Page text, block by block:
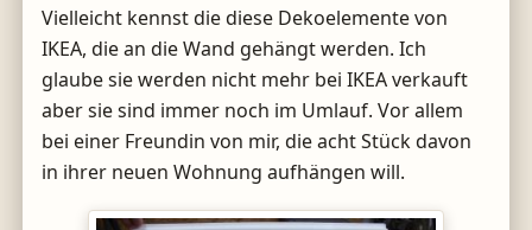
Vielleicht kennst die diese Dekoelemente von
IKEA, die an die Wand gehängt werden. Ich
glaube sie werden nicht mehr bei IKEA verkauft
aber sie sind immer noch im Umlauf. Vor allem
bei einer Freundin von mir, die acht Stück davon
in ihrer neuen Wohnung aufhängen will.